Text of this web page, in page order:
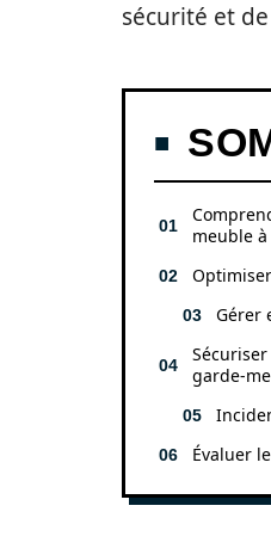
sécurité et
meuble à
Gérer
garde-
Évaluer